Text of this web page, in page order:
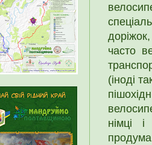
часто
(іноді
німці